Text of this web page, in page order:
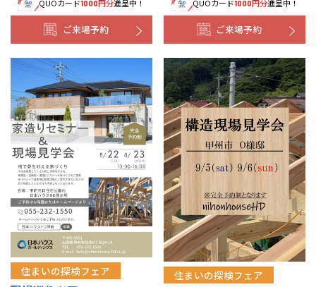
QUOカード1000円分進呈中！
ご来場予約
QUOカード1000円分進呈中！
ご来場予約
住まいの探検フェア 住まいの探検フェア